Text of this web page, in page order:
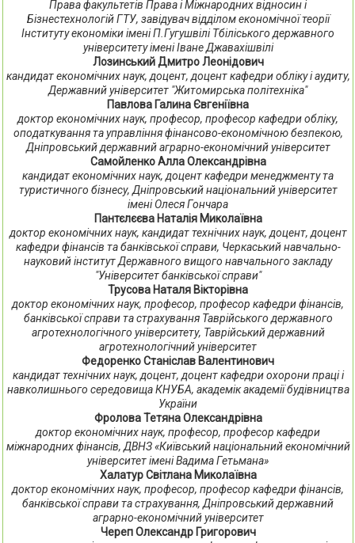
Права факультетів Права і Міжнародних відносин і
Бізнестехнологій ГТУ, завідувач відділом економічної теорії
Інституту економіки імені П.Гугушвілі Тбіліського державного
університету імені Іване Джавахішвілі
Лозинський Дмитро Леонідович
кандидат економічних наук, доцент, доцент кафедри обліку і аудиту,
Державний університет "Житомирська політехніка"
Павлова Галина Євгеніївна
доктор економічних наук, професор, професор кафедри обліку,
оподаткування та управління фінансово-економічною безпекою,
Дніпровський державний аграрно-економічний університет
Самойленко Алла Олександрівна
кандидат економічних наук, доцент кафедри менеджменту та
туристичного бізнесу, Дніпровський національний університет
імені Олеся Гончара
Пантєлєєва Наталія Миколаївна
доктор економічних наук, кандидат технічних наук, доцент, доцент
кафедри фінансів та банківської справи, Черкаський навчально-
науковий інститут Державного вищого навчального закладу
"Університет банківської справи"
Трусова Наталя Вікторівна
доктор економічних наук, професор, професор кафедри фінансів,
банківської справи та страхування Таврійського державного
агротехнологічного університету, Таврійський державний
агротехнологічний університет
Федоренко Станіслав Валентинович
кандидат технічних наук, доцент, доцент кафедри охорони праці і
навколишнього середовища КНУБА, академік академії будівництва
України
Фролова Тетяна Олександрівна
доктор економічних наук, професор, професор кафедри
міжнародних фінансів, ДВНЗ «Київський національний економічний
університет імені Вадима Гетьмана»
Халатур Світлана Миколаївна
доктор економічних наук, професор, професор кафедри фінансів,
банківської справи та страхування, Дніпровський державний
аграрно-економічний університет
Череп Олександр Григорович